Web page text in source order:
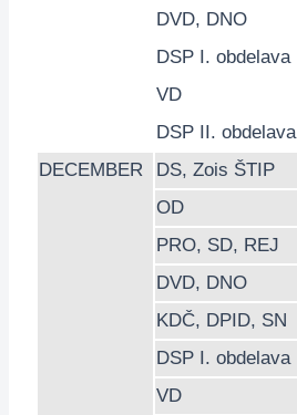
DVD, DNO
DSP I. obdelava
VD
DSP II. obdelava
DECEMBER
DS, Zois ŠTIP
OD
PRO, SD, REJ
DVD, DNO
KDČ, DPID, SN
DSP I. obdelava
VD